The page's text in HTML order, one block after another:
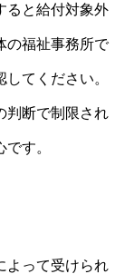
ると給付対象外
の福祉事務所で
てください。
判断で制限され
す。
よって受けられ